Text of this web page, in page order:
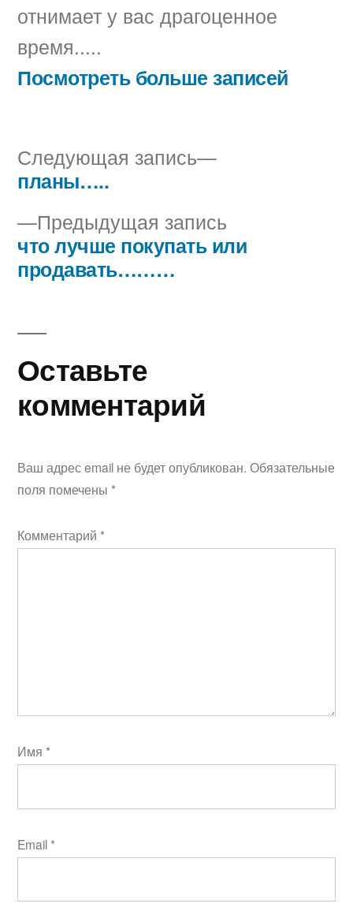
отнимает у вас драгоценное
время.....
Посмотреть больше записей
Навигация
по
записям
Предыдущая запись
запись:
что лучше покупать или
продавать………
Следующая запись
Следующая
планы…..
Оставьте
комментарий
Ваш адрес email не будет опубликован. Обязательные
поля помечены *
Комментарий *
Имя *
Email *